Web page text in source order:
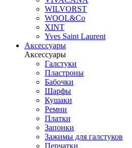
WILVORST
WOOL&Co
XINT
Yves Saint Laurent
Аксессуары
Аксессуары
Галстуки
Пластроны
Бабочки
Шарфы
Кушаки
Ремни
Платки
Запонки
Зажимы для галстуков
Перчатки